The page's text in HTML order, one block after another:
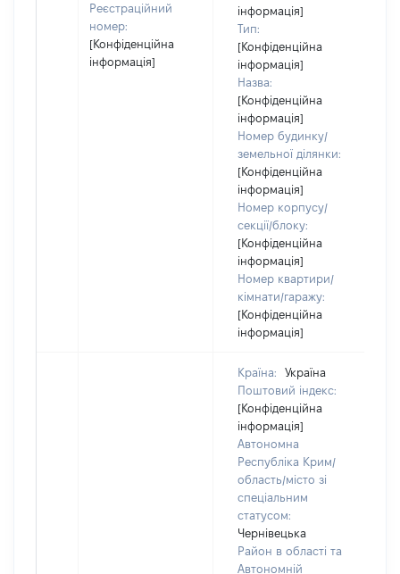
Реєстраційний
номер:
[Конфіденційна
інформація]
інформація]
Тип:
[Конфіденційна
інформація]
Назва:
[Конфіденційна
інформація]
Номер будинку/
земельної ділянки:
[Конфіденційна
інформація]
Номер корпусу/
секції/блоку:
[Конфіденційна
інформація]
Номер квартири/
кімнати/гаражу:
[Конфіденційна
інформація]
Країна:
Україна
Поштовий індекс:
[Конфіденційна
інформація]
Автономна
Республіка Крим/
область/місто зі
спеціальним
статусом:
Чернівецька
Район в області та
Автономній